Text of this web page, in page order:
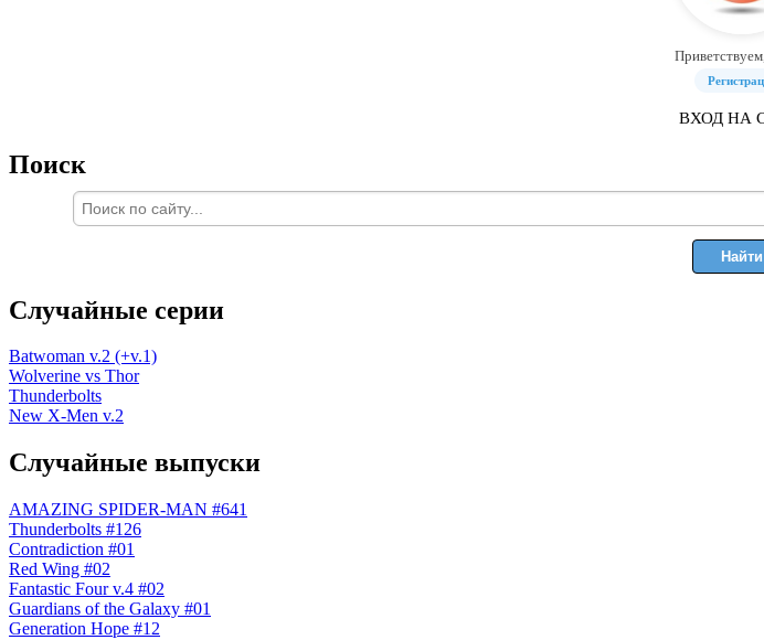
Приветствуем,
ВХОД НА
Поиск
Случайные серии
Batwoman v.2 (+v.1)
Wolverine vs Thor
Thunderbolts
New X-Men v.2
Случайные выпуски
AMAZING SPIDER-MAN #641
Thunderbolts #126
Contradiction #01
Red Wing #02
Fantastic Four v.4 #02
Guardians of the Galaxy #01
Generation Hope #12